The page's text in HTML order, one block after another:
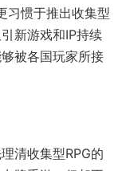
习惯于推出收集型
新游戏和IP持续
被各国玩家所接
清收集型RPG的